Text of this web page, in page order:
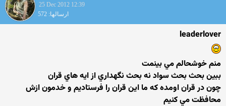
25 Dec 2012 12:39
ارسالها: 572
leaderlover
منم خوشحالم مي بينمت
ببين بحث بحث سواد نه بحث نگهداري از ايه هاي قران
چون در قران اومده كه ما اين قران را فرستاديم و خدمون ازش
محافظت مي كنيم